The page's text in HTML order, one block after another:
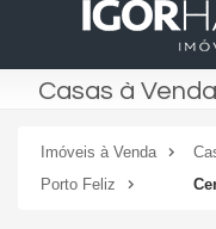
Casas à
Imóveis à Venda
Porto Feliz